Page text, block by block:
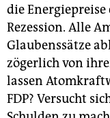
die
Rezession. Alle
Glaubenssätze
zögerlich von
lassen
FDP? Versucht